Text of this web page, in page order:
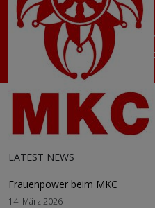
News
Aktuelle Seite: Startseite
Sind die Lichter angezündet
LATEST NEWS
Frauenpower beim MKC
14. März 2026